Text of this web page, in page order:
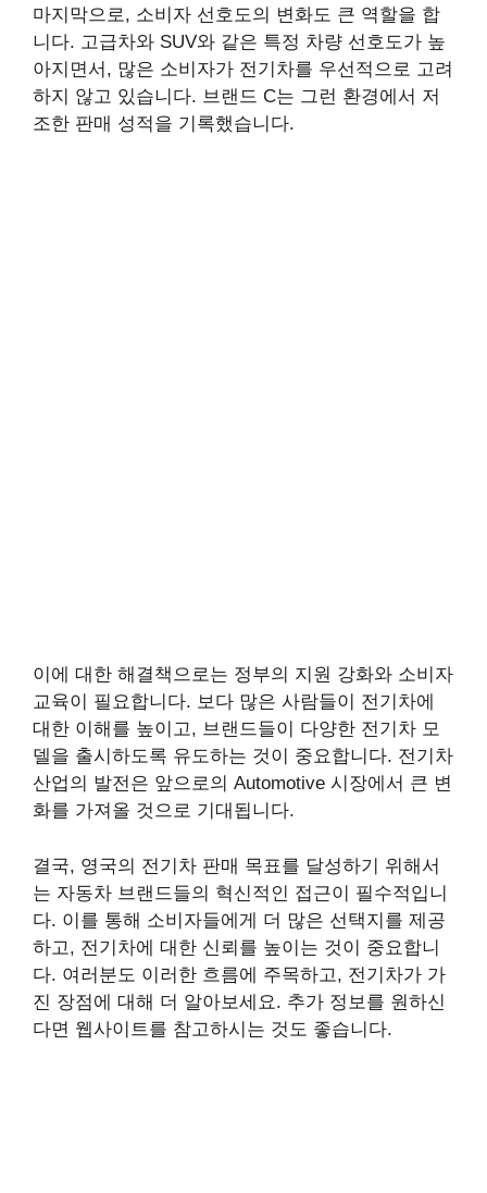
마지막으로, 소비자 선호도의 변화도 큰 역할을 합
니다. 고급차와 SUV와 같은 특정 차량 선호도가 높
아지면서, 많은 소비자가 전기차를 우선적으로 고려
하지 않고 있습니다. 브랜드 C는 그런 환경에서 저
조한 판매 성적을 기록했습니다.
이에 대한 해결책으로는 정부의 지원 강화와 소비자
교육이 필요합니다. 보다 많은 사람들이 전기차에
대한 이해를 높이고, 브랜드들이 다양한 전기차 모
델을 출시하도록 유도하는 것이 중요합니다. 전기차
산업의 발전은 앞으로의 Automotive 시장에서 큰 변
화를 가져올 것으로 기대됩니다.
결국, 영국의 전기차 판매 목표를 달성하기 위해서
는 자동차 브랜드들의 혁신적인 접근이 필수적입니
다. 이를 통해 소비자들에게 더 많은 선택지를 제공
하고, 전기차에 대한 신뢰를 높이는 것이 중요합니
다. 여러분도 이러한 흐름에 주목하고, 전기차가 가
진 장점에 대해 더 알아보세요. 추가 정보를 원하신
다면 웹사이트를 참고하시는 것도 좋습니다.